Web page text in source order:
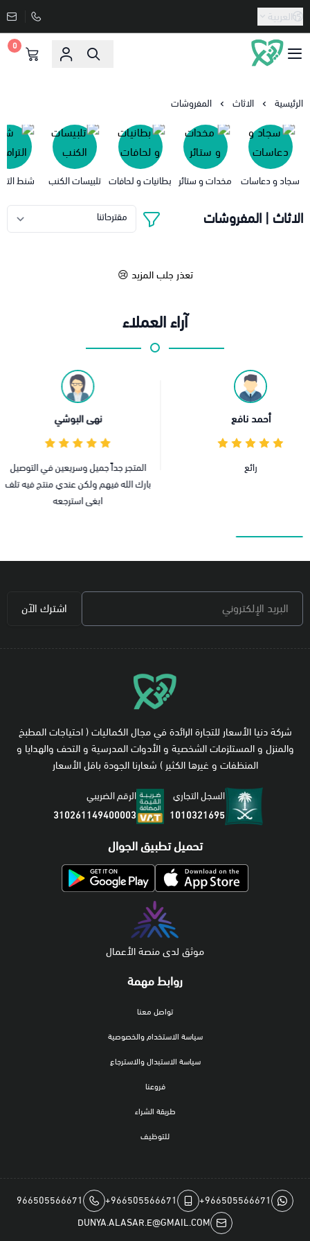
العربية
دنيا الاسعار
0
الرئيسية الاثاث المفروشات
سجاد و دعاسات مخدات و ستائر بطانيات و لحافات تلبيسات الكنب شنط
الاثاث | المفروشات
تعذر جلب المزيد 😢
آراء العملاء
المتجر جداً جميل وسريعين في التوصيل
بارك الله فيهم ولكن عندي منتج فيه تلف
البريد الإلكتروني
اشترك الآن
روابط مهمة
تواصل معنا
سياسة الاستخدام والخصوصية
سياسة الاستبدال والاسترجاع
فروعنا
طريقة الشراء
للتوظيف
شركة دنيا الأسعار للتجارة الرائدة في مجال الكماليات ( احتياجات المطبخ
والمنزل و المستلزمات الشخصية و الأدوات المدرسية و التحف والهدايا و
المنظفات و غيرها الكثير ) شعارنا الجودة باقل الأسعار
السجل التجاري
1010321695
الرقم الضريبي
310261149400003
تحميل تطبيق الجوال
موثق لدى منصة الأعمال
+966505566671
+966505566671
966505566671
DUNYA.ALASAR.E@GMAIL.COM